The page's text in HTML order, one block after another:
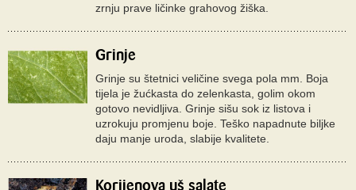
zrnju prave ličinke grahovog žiška.
Grinje
Grinje su štetnici veličine svega pola mm. Boja
tijela je žućkasta do zelenkasta, golim okom
gotovo nevidljiva. Grinje sišu sok iz listova i
uzrokuju promjenu boje. Teško napadnute biljke
daju manje uroda, slabije kvalitete.
Korijenova uš salate